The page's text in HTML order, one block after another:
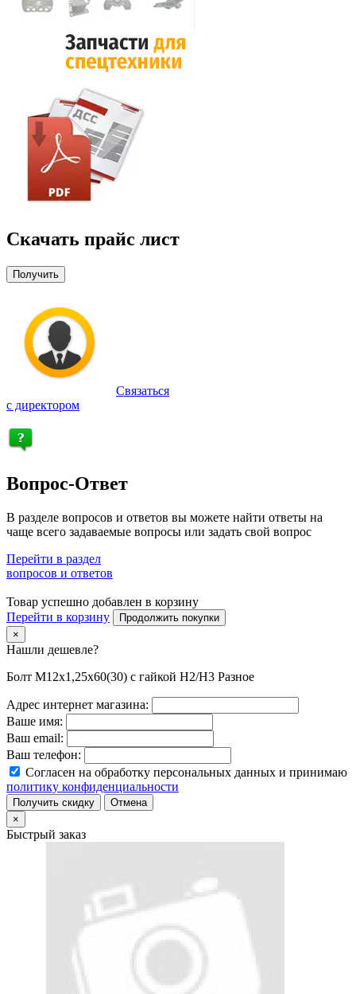
Скачать прайс лист
Получить
Связаться
с директором
Вопрос-Ответ
В разделе вопросов и ответов вы можете найти ответы на
чаще всего задаваемые вопросы или задать свой вопрос
Перейти в раздел
вопросов и ответов
Товар успешно добавлен в корзину
Перейти в корзину
Продолжить покупки
×
Нашли дешевле?
Болт M12х1,25х60(30) с гайкой H2/H3 Разное
Адрес интернет магазина:
Ваше имя:
Ваш email:
Ваш телефон:
Согласен на обработку персональных данных и принимаю
политику конфиденциальности
Получить скидку
Отмена
×
Быстрый заказ